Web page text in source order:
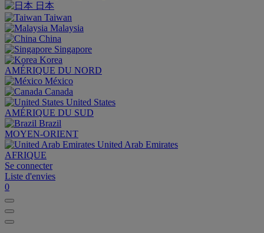
日本
Taiwan
Malaysia
China
Singapore
Korea
AMÉRIQUE DU NORD
México
Canada
United States
AMÉRIQUE DU SUD
Brazil
MOYEN-ORIENT
United Arab Emirates
AFRIQUE
Se connecter
Liste d'envies
0